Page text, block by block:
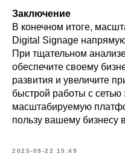
Заключение
В конечном итоге,
Digital Signage
При тщательном
обеспечите своему
развития и увеличите
быстрой работы с сетью
масштабируемую
пользу вашему бизнесу
2025-09-22 15:49